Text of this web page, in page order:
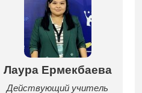
Лаура Ермекбаева
Действующий учитель